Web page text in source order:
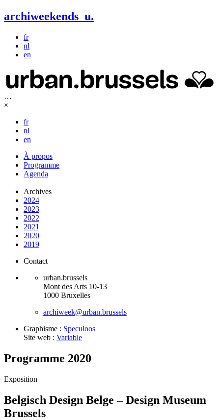
archiweekends u.
fr
nl
en
…
×
fr
nl
en
À propos
Programme
Agenda
Archives
2024
2023
2022
2021
2020
2019
Contact
urban.brussels
Mont des Arts 10-13
1000 Bruxelles
archiweek@urban.brussels
Graphisme : Speculoos
Site web : Variable
Programme 2020
Exposition
Belgisch Design Belge – Design Museum
Brussels